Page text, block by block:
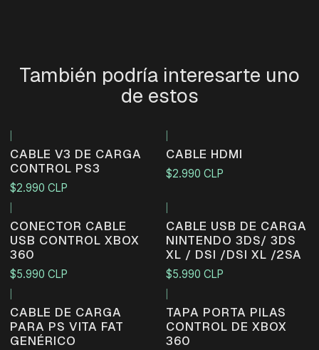
También podría interesarte uno
de estos
CABLE V3 DE CARGA
CONTROL PS3
$2.990 CLP
CABLE HDMI
$2.990 CLP
CONECTOR CABLE
USB CONTROL XBOX
360
$5.990 CLP
CABLE USB DE CARGA
NINTENDO 3DS/ 3DS
XL / DSI /DSI XL /2SA
$5.990 CLP
CABLE DE CARGA
PARA PS VITA FAT
GENÉRICO
TAPA PORTA PILAS
CONTROL DE XBOX
360